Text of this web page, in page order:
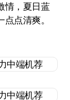
情，夏日蓝
点清爽。